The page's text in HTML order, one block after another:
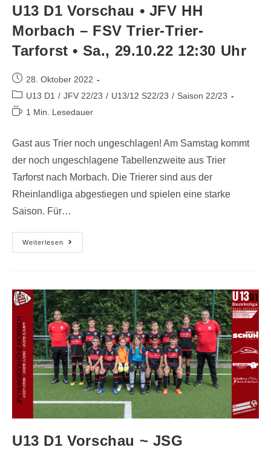
U13 D1 Vorschau • JFV HH
Morbach – FSV Trier-Trier-
Tarforst • Sa., 29.10.22 12:30 Uhr
28. Oktober 2022
U13 D1 / JFV 22/23 / U13/12 S22/23 / Saison 22/23
1 Min. Lesedauer
Gast aus Trier noch ungeschlagen! Am Samstag kommt
der noch ungeschlagene Tabellenzweite aus Trier
Tarforst nach Morbach. Die Trierer sind aus der
Rheinlandliga abgestiegen und spielen eine starke
Saison. Für…
Weiterlesen
U13 D1 Vorschau ~ JSG